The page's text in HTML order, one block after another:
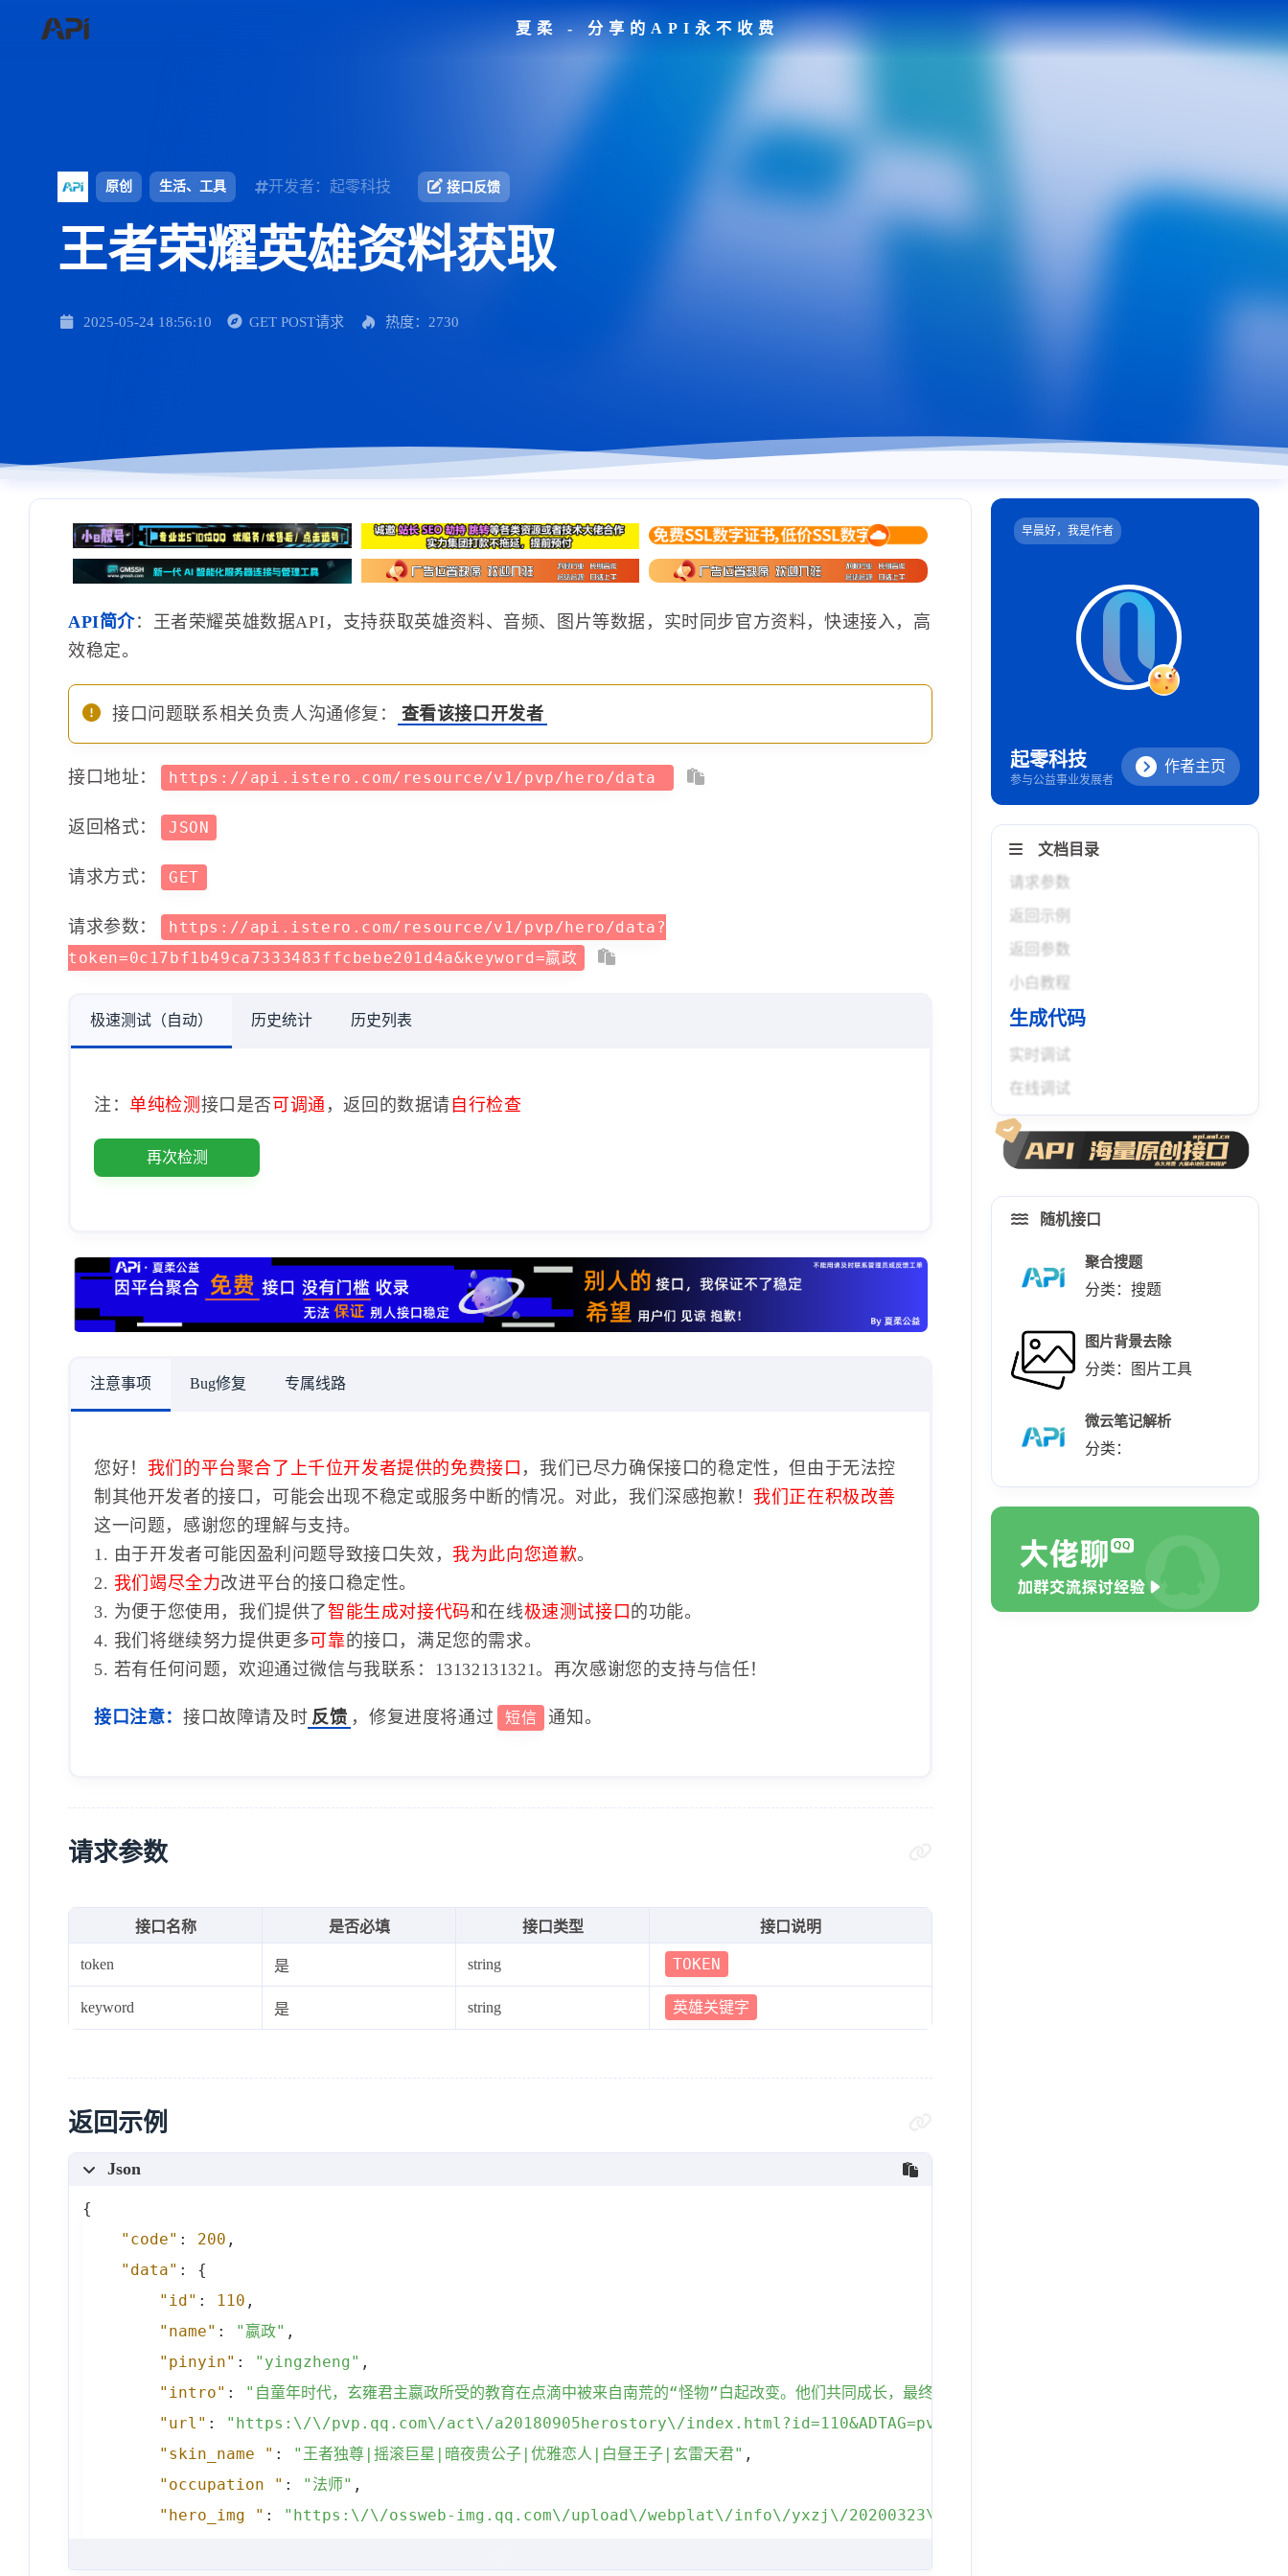
夏柔 - 分享的API永不收费
原创 生活、工具 开发者：起零科技 接口反馈
王者荣耀英雄资料获取
2025-05-24 18:56:10 GET POST请求 热度：2730
API简介：王者荣耀英雄数据API，支持获取英雄资料、音频、图片等数据，实时同步官方资料，快速接入，高
效稳定。
接口问题联系相关负责人沟通修复： 查看该接口开发者
接口地址： https://api.istero.com/resource/v1/pvp/hero/data
返回格式： JSON
请求方式： GET
请求参数：
https://api.istero.com/resource/v1/pvp/hero/data?
token=0c17bf1b49ca7333483ffcbebe201d4a&keyword=嬴政
极速测试（自动） 历史统计 历史列表
注： 单纯检测 接口是否可调通 ，返回的数据请 自行检查
再次检测
注意事项 Bug修复 专属线路
您好！ 我们的平台聚合了上千位开发者提供的免费接口 ，我们已尽力确保接口的稳定性，但由于无法控
制其他开发者的接口，可能会出现不稳定或服务中断的情况。对此，我们深感抱歉！ 我们正在积极改善
这一问题，感谢您的理解与支持。
1. 由于开发者可能因盈利问题导致接口失效， 我为此向您道歉。
2. 我们竭尽全力改进平台的接口稳定性。
3. 为便于您使用，我们提供了智能生成对接代码和在线极速测试接口 的功能。
4. 我们将继续努力提供更多可靠的接口，满足您的需求。
5. 若有任何问题，欢迎通过微信与我联系：13132131321。再次感谢您的支持与信任！
接口注意： 接口故障请及时 反馈 ，修复进度将通过 短信 通知。
请求参数
接口名称 是否必填 接口类型 接口说明
token 是 string TOKEN
keyword 是 string 英雄关键字
返回示例
Json
{
"code" : 200 ,
"data" :
{
"id" : 110 ,
"name" : "嬴政" ,
"pinyin" : "yingzheng" ,
"intro" :
"自童年时代，玄雍君主嬴政所受的教育在点滴中被来自南荒的“怪物”白起改变。他们共同成长，最终击退吞噬玄雍的血族军队，重振秩序。血族力量
"url" : "https:\/\/pvp.qq.com\/act\/a20180905herostory\/index.html?id=110&ADTAG=pvp.storyweb"
"skin_name " : "王者独尊|摇滚巨星|暗夜贵公子|优雅恋人|白昼王子|玄雷天君" ,
"occupation " : "法师" ,
"hero_img " : "https:\/\/ossweb-img.qq.com\/upload\/webplat\/info\/yxzj\/20200323\/9558902611675.jpg"
早晨好，我是作者
作者主页
起零科技
参与公益事业发展者
文档目录
请求参数
返回示例
返回参数
小白教程
生成代码
实时调试
在线调试
随机接口
聚合搜题
分类：搜题
图片背景去除
分类：图片工具
微云笔记解析
分类：